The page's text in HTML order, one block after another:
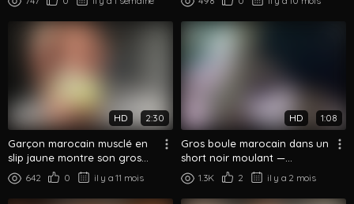
HD 2:30
Garçon marocain musclé en
slip jaune montre son gros
cul rond
642 0 il y a 11 mois
HD 1:08
Gros boule marocain dans un
short noir moulant —
Adoration de cul en gros plan
1.3K 2 il y a 2 mois